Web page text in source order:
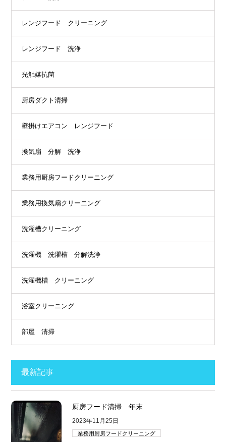
レンジフード クリーニング
レンジフード 洗浄
光触媒抗菌
厨房ダクト清掃
壁掛けエアコン レンジフード
換気扇 分解 洗浄
業務用厨房フードクリーニング
業務用換気扇クリーニング
洗濯槽クリーニング
洗濯機 洗濯槽 分解洗浄
洗濯機槽 クリーニング
浴室クリーニング
部屋 清掃
最新記事
厨房フード清掃 年末
2023年11月25日
業務用厨房フードクリーニング